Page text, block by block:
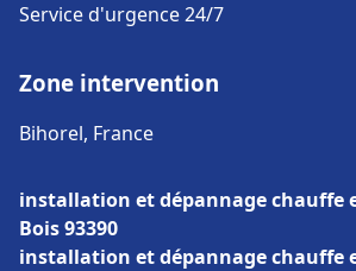
Service d'urgence 24/7
Zone intervention
Bihorel, France
installation et dépannage chauffe
Bois 93390
installation et dépannage chauffe